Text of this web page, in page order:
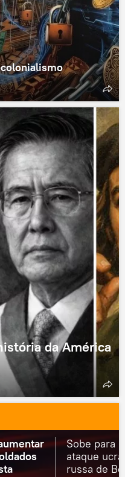
da América
Sobe para
ataque
russa de